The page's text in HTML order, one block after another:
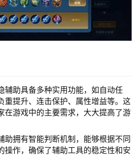
辅助具备多种实用功能，如自动任
重提升、连击保护、属性增益等。这
在游戏中的主要需求，大大提高了游
助拥有智能判断机制，能够根据不同
操作，确保了辅助工具的稳定性和安